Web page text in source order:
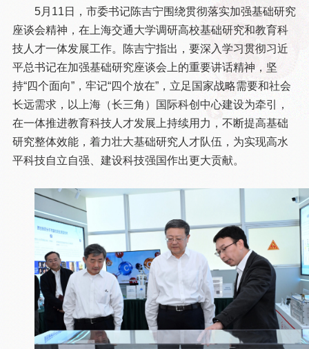
5月11日，市委书记陈吉宁围绕贯彻落实加强基础研究
座谈会精神，在上海交通大学调研高校基础研究和教育科
技人才一体发展工作。陈吉宁指出，要深入学习贯彻习近
平总书记在加强基础研究座谈会上的重要讲话精神，坚
持“四个面向”，牢记“四个放在”，立足国家战略需要和社会
长远需求，以上海（长三角）国际科创中心建设为牵引，
在一体推进教育科技人才发展上持续用力，不断提高基础
研究整体效能，着力壮大基础研究人才队伍，为实现高水
平科技自立自强、建设科技强国作出更大贡献。